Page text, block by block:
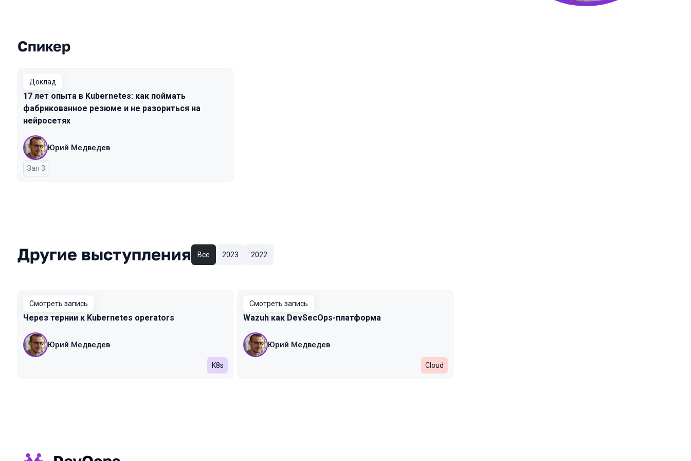
Выступления в сезоне 2026
Спикер
Доклад
17 лет опыта в Kubernetes: как поймать
фабрикованное резюме и не разориться на
нейросетях
Юрий Медведев
Зал 3
Другие выступления Все 2023 2022
Смотреть запись
Через тернии к Kubernetes operators
Юрий Медведев
K8s
Смотреть запись
Wazuh как DevSecOps-платформа
Юрий Медведев
Cloud